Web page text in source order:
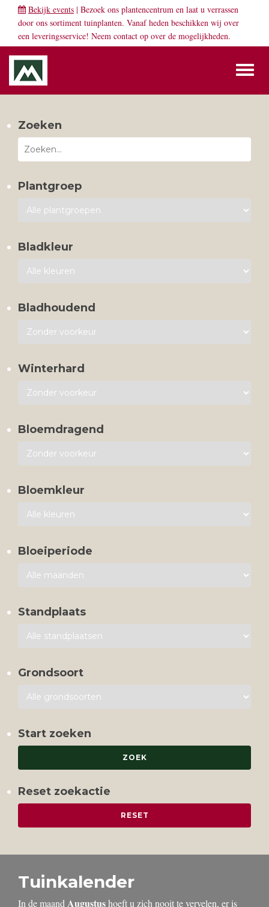
Bekijk events | Bezoek ons plantencentrum en laat u verrassen
door ons sortiment tuinplanten. Vanaf heden beschikken wij over
een leveringsservice! Neem contact op over de mogelijkheden.
Zoeken
Plantgroep
Bladkleur
Bladhoudend
Winterhard
Bloemdragend
Bloemkleur
Bloeiperiode
Standplaats
Grondsoort
Start zoeken
Reset zoekactie
Tuinkalender
In de maand Augustushoeft u zich nooit te vervelen, er is